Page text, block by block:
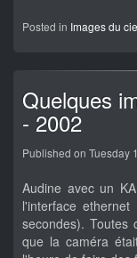
Posted in Images du
Quelques
- 2002
Published on Tuesday
Audine avec un
l'interface
secondes). Toutes
que la caméra